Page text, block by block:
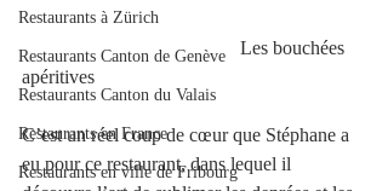
Restaurants à Zürich
Restaurants Canton de Genève
Restaurants Canton du Valais
Restaurants en France
Restaurants en ville de Fribourg
                                             Les bouchées
apéritives
C’est un réel coup de cœur que Stéphane a
eu pour ce restaurant, dans lequel il